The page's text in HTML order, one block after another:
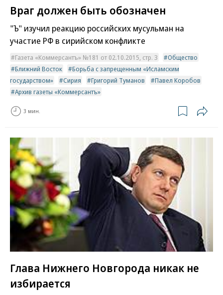
Враг должен быть обозначен
"Ъ" изучил реакцию российских мусульман на
участие РФ в сирийском конфликте
Газета «Коммерсантъ» №181 от 02.10.2015, стр. 3
Общество
Ближний Восток
Борьба с запрещенным «Исламским
государством»
Сирия Григорий Туманов
Павел Коробов
Архив газеты «Коммерсантъ»
3 мин.
Глава Нижнего Новгорода никак не
избирается